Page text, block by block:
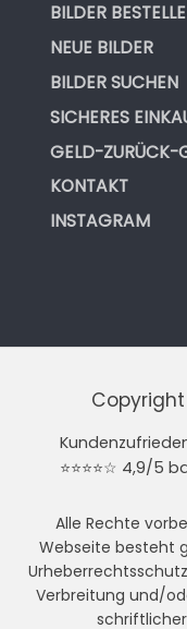
BILDER
NEUE BILDER
BILDER SUCHEN
SICHERES
GELD-ZURÜCK-
KONTAKT
INSTAGRAM
⭐⭐⭐⭐☆ 4,9/5
Alle Rechte
Webseite besteht
Verbreitung und/